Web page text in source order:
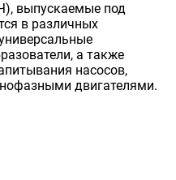
выпускаемые под
в различных
а также
насосов,
двигателями.